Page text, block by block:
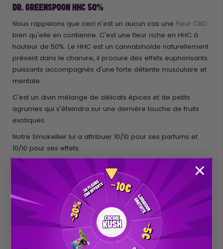
DR. GREENSPOON HHC 50%
Nous rappelons que ceci n'est un aucun cas une Fleur CBD
bien qu'elle en contienne. C'est une fleur riche en HHC à
hauteur de 50%. Le HHC est un cannabinoïde naturellement
présent dans le chanvre, il procure des effets euphorisants
puissants accompagnés d'une forte détente musculaire et
mentale.
C'est un divin mélange de délicats épices et de petits
agrumes qui s'éteindra sur une dernière touche de fruits
exotiques.
Notre Smokellier lui a attribuer 10/10 pour ses parfums et
10/10 pour ses effets.
Quels sont les effets de la Dr. Greenspoon HHC 50% ?
Nous avons établi une liste des effets qui la caractérisent:
euphorie
décontraction des muscles
sensation de bien-être